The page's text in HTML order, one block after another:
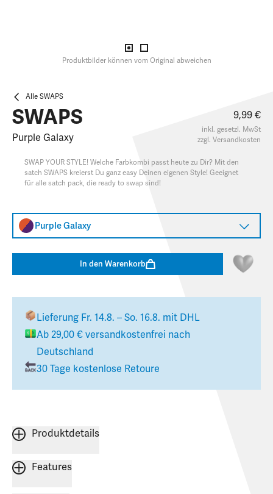
Produktbilder können vom Original abweichen
Alle SWAPS
SWAPS
Purple Galaxy
9,99 €
inkl. gesetzl. MwSt
zzgl. Versandkosten
SWAP YOUR STYLE! Welche Farbkombi passt heute zu Dir? Mit den
satch SWAPS kreierst Du ganz easy Deinen eigenen Style! Geeignet
für alle satch pack, die ready to swap sind!
Purple Galaxy
In den Warenkorb
Lieferung Fr. 14.8. – So. 16.8. mit DHL
Ab 29,00 € versandkostenfrei nach
Deutschland
30 Tage kostenlose Retoure
Produktdetails
Features